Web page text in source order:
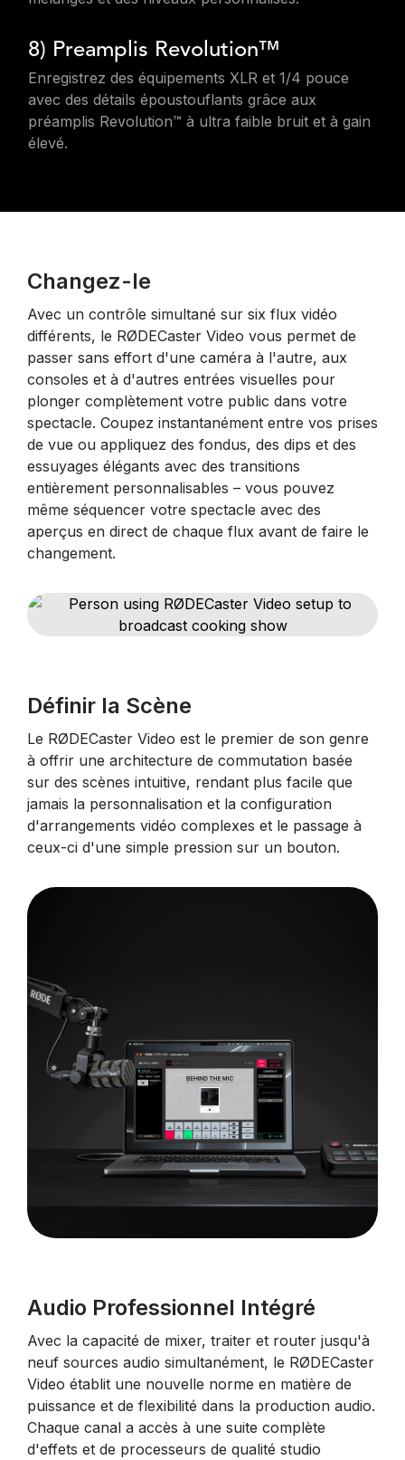
8) Preamplis Revolution™
Enregistrez des équipements XLR et 1/4 pouce
avec des détails époustouflants grâce aux
préamplis Revolution™ à ultra faible bruit et à gain
élevé.
Changez-le
Avec un contrôle simultané sur six flux vidéo
différents, le RØDECaster Video vous permet de
passer sans effort d'une caméra à l'autre, aux
consoles et à d'autres entrées visuelles pour
plonger complètement votre public dans votre
spectacle. Coupez instantanément entre vos prises
de vue ou appliquez des fondus, des dips et des
essuyages élégants avec des transitions
entièrement personnalisables – vous pouvez
même séquencer votre spectacle avec des
aperçus en direct de chaque flux avant de faire le
changement.
Définir la Scène
Le RØDECaster Video est le premier de son genre
à offrir une architecture de commutation basée
sur des scènes intuitive, rendant plus facile que
jamais la personnalisation et la configuration
d'arrangements vidéo complexes et le passage à
ceux-ci d'une simple pression sur un bouton.
Audio Professionnel Intégré
Avec la capacité de mixer, traiter et router jusqu'à
neuf sources audio simultanément, le RØDECaster
Video établit une nouvelle norme en matière de
puissance et de flexibilité dans la production audio.
Chaque canal a accès à une suite complète
d'effets et de processeurs de qualité studio